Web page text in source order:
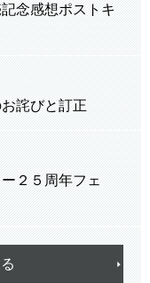
念感想ポストキ
詫びと訂正
２５周年フェ